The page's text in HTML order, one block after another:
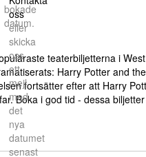
bokade
datum.
oss
eller
skicka
oss
ett
mejl
med
det
nya
datumet
senast
teaterbiljetterna i
Harry Potter and
fortsätter efter att Harry
Boka i god tid - dessa